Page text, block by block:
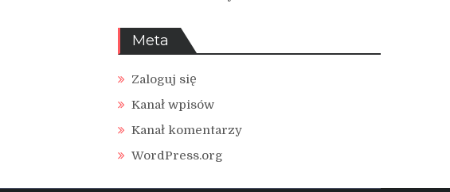
Meta
Zaloguj się
Kanał wpisów
Kanał komentarzy
WordPress.org